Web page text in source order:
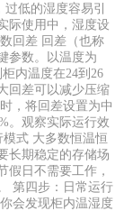
低的湿度容易引
际使用中，湿度设
回差 回差（也称
参数。以温度为
内温度在24到26
回差可以减少压缩
，将回差设置为中
。观察实际运行效
式 大多数恒温恒
长期稳定的存储场
假日不需要工作，
第四步：日常运行
会发现柜内温湿度